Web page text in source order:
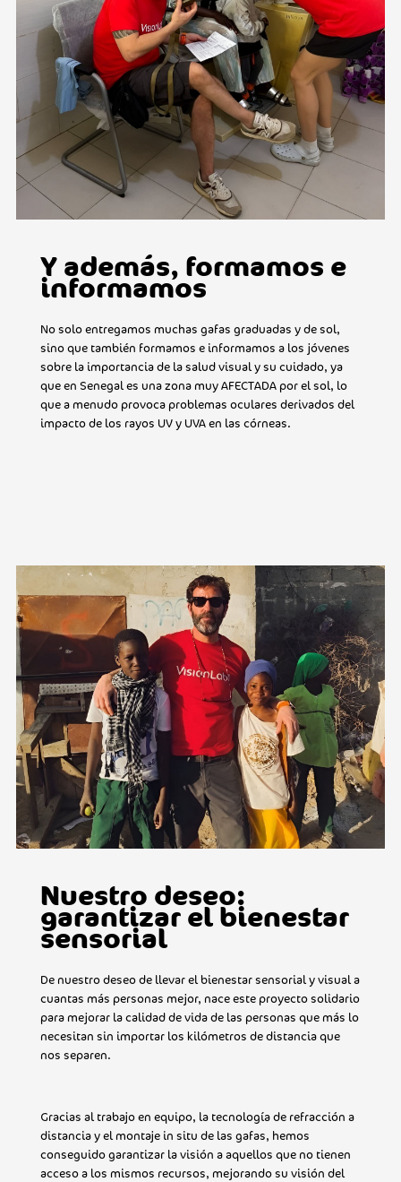
Y además, formamos e
informamos
No solo entregamos muchas gafas graduadas y de sol,
sino que también formamos e informamos a los jóvenes
sobre la importancia de la salud visual y su cuidado, ya
que en Senegal es una zona muy AFECTADA por el sol, lo
que a menudo provoca problemas oculares derivados del
impacto de los rayos UV y UVA en las córneas.
Nuestro deseo:
garantizar el bienestar
sensorial
De nuestro deseo de llevar el bienestar sensorial y visual a
cuantas más personas mejor, nace este proyecto solidario
para mejorar la calidad de vida de las personas que más lo
necesitan sin importar los kilómetros de distancia que
nos separen.
Gracias al trabajo en equipo, la tecnología de refracción a
distancia y el montaje in situ de las gafas, hemos
conseguido garantizar la visión a aquellos que no tienen
acceso a los mismos recursos, mejorando su visión del